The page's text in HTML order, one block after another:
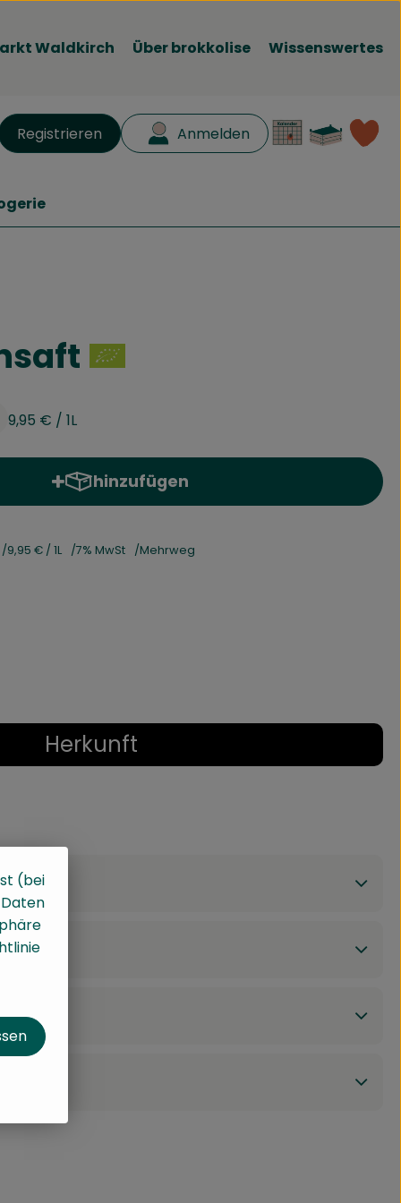
Waldkirch Über brokkolise Wissenswertes
Registrieren Anmelden
9,95 € / 1L
hinzufügen
Produkt zum Warenkorb hinzufügen
9,95 € / 1L 7% MwSt Mehrweg
Herkunft
(bei